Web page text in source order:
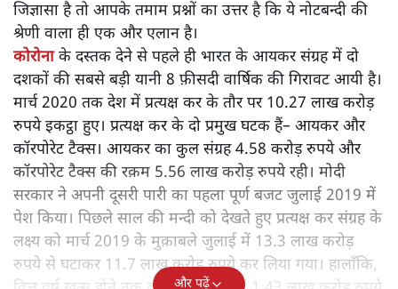
जिज्ञासा है तो आपके तमाम प्रश्नों का उत्तर है कि ये नोटबन्दी की
श्रेणी वाला ही एक और एलान है।
कोरोनाके दस्तक देने से पहले ही भारत के आयकर संग्रह में दो
दशकों की सबसे बड़ी यानी 8 फ़ीसदी वार्षिक की गिरावट आयी है।
मार्च 2020 तक देश में प्रत्यक्ष कर के तौर पर 10.27 लाख करोड़
रुपये इकट्ठा हुए। प्रत्यक्ष कर के दो प्रमुख घटक हैं– आयकर और
कॉरपोरेट टैक्स। आयकर का कुल संग्रह 4.58 करोड़ रुपये और
कॉरपोरेट टैक्स की रक़म 5.56 लाख करोड़ रुपये रही। मोदी
सरकार ने अपनी दूसरी पारी का पहला पूर्ण बजट जुलाई 2019 में
पेश किया। पिछले साल की मन्दी को देखते हुए प्रत्यक्ष कर संग्रह के
लक्ष्य को मार्च 2019 के मुक़ाबले जुलाई में 13.3 लाख करोड़
रुपये से घटाकर 11.7 लाख करोड़ रुपये कर लिया गया। हालाँकि,
और पढ़ें